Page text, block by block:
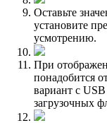
Оставьте
установите
усмотрению.
При
понадобится
вариант с
загрузочных